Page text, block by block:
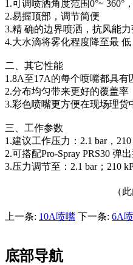
1.可调喷洒角度范围0°~ 360°
2.易握顶部，调节简便
3.精 确的边界喷洒，抗风能力
4.大水滴将雾化程度降至最
二、其它性能
1.8A至17A的每个喷嘴都具有
2.分布均匀带来更好的覆盖率
3.彩色喷嘴更方便在现场理货
三、工作参数
1.建议工作压力：2.1 bar，210
2.可搭配Pro-Spray PRS30 弹
3.压力调节至：2.1 bar；210
（
上一条: 10A喷嘴 下一条: 6A
底部导航